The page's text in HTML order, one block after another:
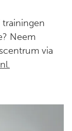
Neem
via